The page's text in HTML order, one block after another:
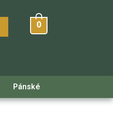
0
Pánské